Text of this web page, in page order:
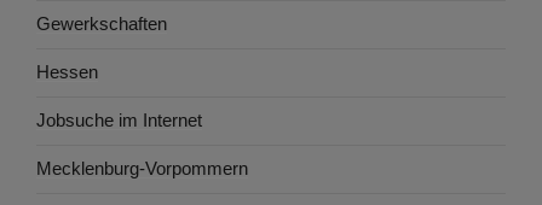
Gewerkschaften
Hessen
Jobsuche im Internet
Mecklenburg-Vorpommern